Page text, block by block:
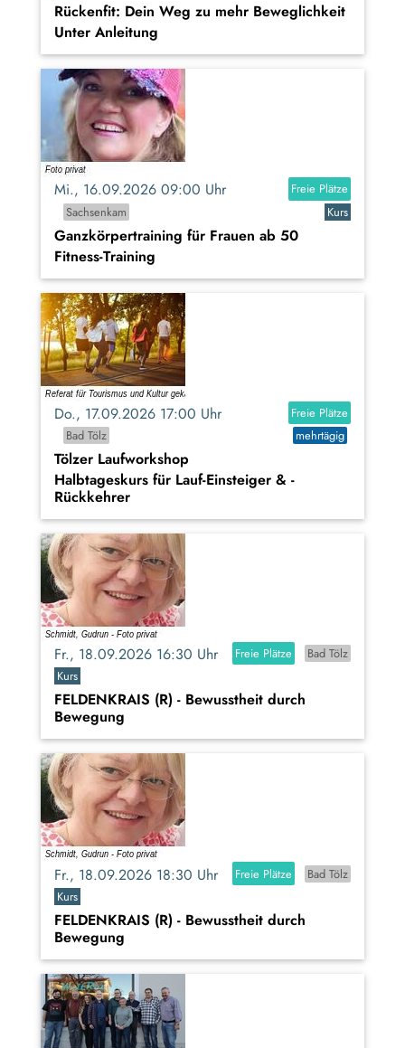
Rückenfit: Dein Weg zu mehr Beweglichkeit
Unter Anleitung
Mi., 16.09.2026 09:00 Uhr
Freie Plätze
Sachsenkam
Kurs
Ganzkörpertraining für Frauen ab 50
Fitness-Training
Do., 17.09.2026 17:00 Uhr
Freie Plätze
Bad Tölz
mehrtägig
Tölzer Laufworkshop
Halbtageskurs für Lauf-Einsteiger & -
Rückkehrer
Fr., 18.09.2026 16:30 Uhr Freie Plätze
Bad Tölz
Kurs
FELDENKRAIS (R) - Bewusstheit durch
Bewegung
Fr., 18.09.2026 18:30 Uhr Freie Plätze
Bad Tölz
Kurs
FELDENKRAIS (R) - Bewusstheit durch
Bewegung